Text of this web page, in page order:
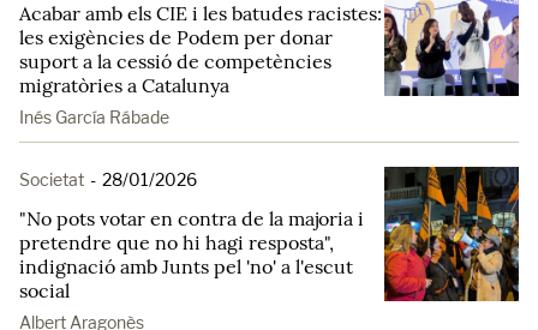
Acabar amb els CIE i les batudes racistes:
les exigències de Podem per donar
suport a la cessió de competències
migratòries a Catalunya
Inés García Rábade
Societat - 28/01/2026
"No pots votar en contra de la majoria i
pretendre que no hi hagi resposta",
indignació amb Junts pel 'no' a l'escut
social
Albert Aragonès